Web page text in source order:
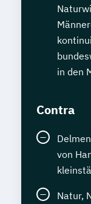
in den
Contra
von
Natur,